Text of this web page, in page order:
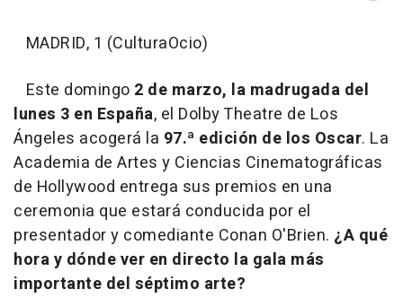
MADRID, 1 (CulturaOcio)
Este domingo 2 de marzo, la madrugada del
lunes 3 en España, el Dolby Theatre de Los
Ángeles acogerá la 97.ª edición de los Oscar. La
Academia de Artes y Ciencias Cinematográficas
de Hollywood entrega sus premios en una
ceremonia que estará conducida por el
presentador y comediante Conan O'Brien. ¿A qué
hora y dónde ver en directo la gala más
importante del séptimo arte?